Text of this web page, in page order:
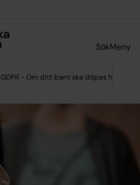
SökMeny
GDPR - Om ditt barn ska döpas hos oss